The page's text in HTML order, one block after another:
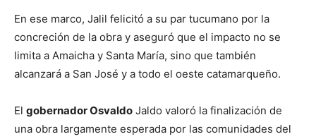
En ese marco, Jalil felicitó a su par tucumano por la
concreción de la obra y aseguró que el impacto no se
limita a Amaicha y Santa María, sino que también
alcanzará a San José y a todo el oeste catamarqueño.
El gobernador Osvaldo Jaldo valoró la finalización de
una obra largamente esperada por las comunidades del